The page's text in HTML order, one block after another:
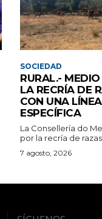
SOCIEDAD
RURAL.-
LA RECRÍA DE
CON UNA
ESPECÍFICA
La Consellería do
por la recría de razas
7 agosto, 2026